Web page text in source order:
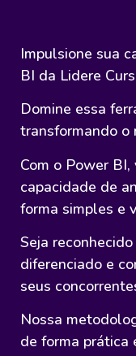
Impulsione sua
BI da Lidere
Domine essa
transformando o
Com o Power
capacidade de
forma simples e
Seja
diferenciado e
seus
Nossa
de forma prática